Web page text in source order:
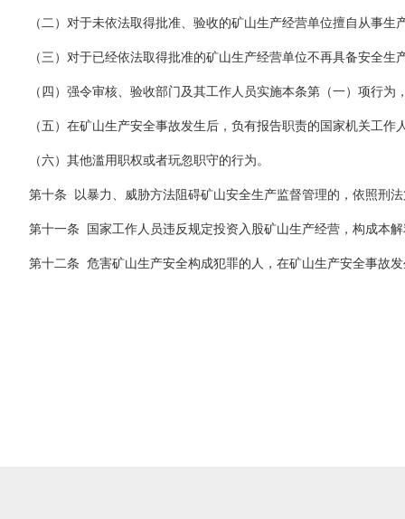
（二）对于未依法取得批准、验收的矿山生产经营单位擅自从事生
（三）对于已经依法取得批准的矿山生产经营单位不再具备安全
（四）强令审核、验收部门及其工作人员实施本条第（一）项行
（五）在矿山生产安全事故发生后，负有报告职责的国家机关工
（六）其他滥用职权或者玩忽职守的行为。
第十条 以暴力、威胁方法阻碍矿山安全生产监督管理的，依照刑
第十一条 国家工作人员违反规定投资入股矿山生产经营，构成本
第十二条 危害矿山生产安全构成犯罪的人，在矿山生产安全事故